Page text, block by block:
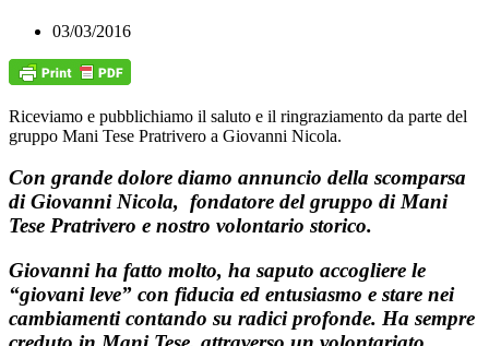
03/03/2016
Riceviamo e pubblichiamo il saluto e il ringraziamento da parte del
gruppo Mani Tese Pratrivero a Giovanni Nicola.
Con grande dolore diamo annuncio della scomparsa
di Giovanni Nicola, fondatore del gruppo di Mani
Tese Pratrivero e nostro volontario storico.
Giovanni ha fatto molto, ha saputo accogliere le
“giovani leve” con fiducia ed entusiasmo e stare nei
cambiamenti contando su radici profonde. Ha sempre